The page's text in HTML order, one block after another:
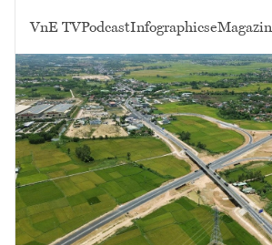
VnE TVPodcastInfographics